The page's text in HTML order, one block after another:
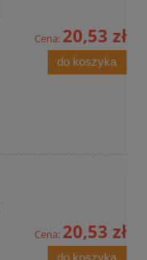
Cena: 20,53 zł
do koszyka
Cena: 20,53 zł